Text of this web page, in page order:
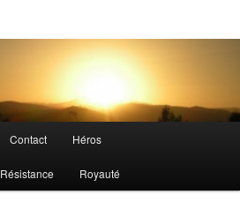
Contact Héros
Résistance Royauté